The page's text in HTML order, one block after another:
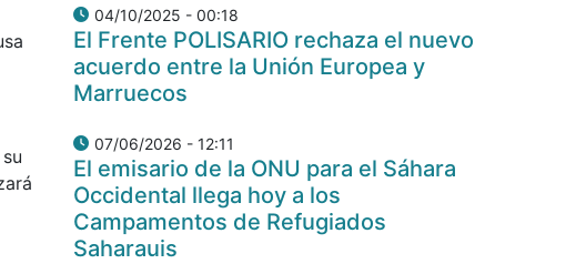
04/10/2025 - 00:18
El Frente POLISARIO rechaza el nuevo
acuerdo entre la Unión Europea y
Marruecos
07/06/2026 - 12:11
El emisario de la ONU para el Sáhara
Occidental llega hoy a los
Campamentos de Refugiados
Saharauis